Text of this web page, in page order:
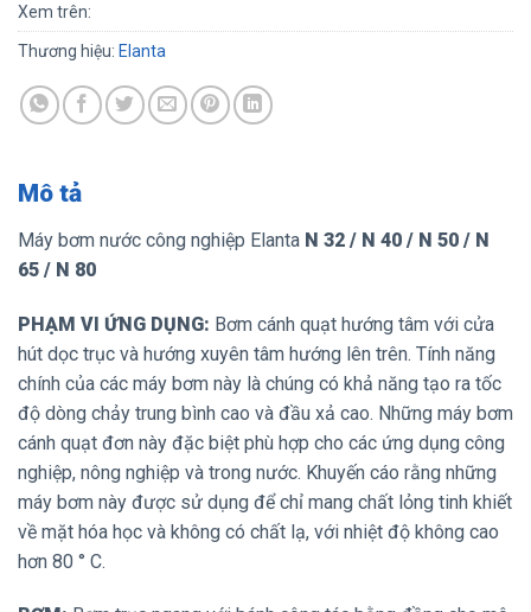
Xem trên:
Thương hiệu: Elanta
Mô tả
Máy bơm nước công nghiệp Elanta N 32 / N 40 / N 50 / N
65 / N 80
PHẠM VI ỨNG DỤNG: Bơm cánh quạt hướng tâm với cửa
hút dọc trục và hướng xuyên tâm hướng lên trên. Tính năng
chính của các máy bơm này là chúng có khả năng tạo ra tốc
độ dòng chảy trung bình cao và đầu xả cao. Những máy bơm
cánh quạt đơn này đặc biệt phù hợp cho các ứng dụng công
nghiệp, nông nghiệp và trong nước. Khuyến cáo rằng những
máy bơm này được sử dụng để chỉ mang chất lỏng tinh khiết
về mặt hóa học và không có chất lạ, với nhiệt độ không cao
hơn 80 ° C.